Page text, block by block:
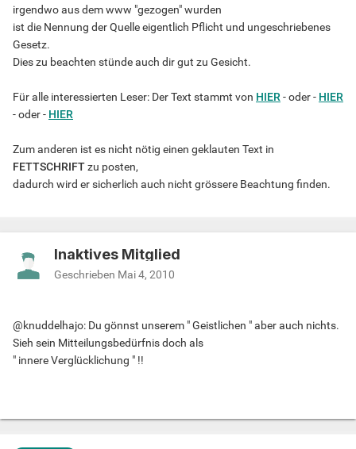
irgendwo aus dem www "gezogen" wurden
ist die Nennung der Quelle eigentlich Pflicht und ungeschriebenes
Gesetz.
Dies zu beachten stünde auch dir gut zu Gesicht.
Für alle interessierten Leser: Der Text stammt von HIER - oder - HIER
- oder - HIER
Zum anderen ist es nicht nötig einen geklauten Text in
FETTSCHRIFTzu posten,
dadurch wird er sicherlich auch nicht grössere Beachtung finden.
Inaktives Mitglied
Geschrieben Mai 4, 2010
@knuddelhajo: Du gönnst unserem " Geistlichen " aber auch nichts.
Sieh sein Mitteilungsbedürfnis doch als
" innere Verglücklichung " !!